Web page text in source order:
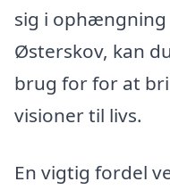
sig i ophængning
Østerskov, kan
brug for for at
visioner til livs.
En vigtig fordel